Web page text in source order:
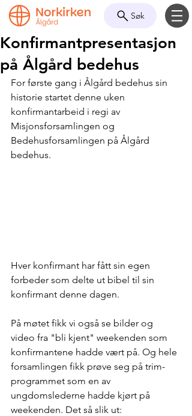
Søk
Konfirmantpresentasjon
på Ålgård bedehus
For første gang i Ålgård bedehus sin
historie startet denne uken
konfirmantarbeid i regi av
Misjonsforsamlingen og
Bedehusforsamlingen på Ålgård
bedehus.
Hver konfirmant har fått sin egen
forbeder som delte ut bibel til sin
konfirmant denne dagen.
På møtet fikk vi også se bilder og
video fra "bli kjent" weekenden som
konfirmantene hadde vært på. Og hele
forsamlingen fikk prøve seg på trim-
programmet som en av
ungdomslederne hadde kjørt på
weekenden. Det så slik ut: